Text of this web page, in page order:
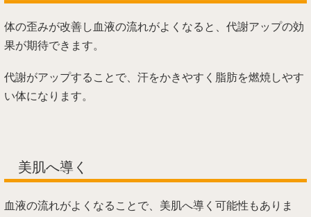
体の歪みが改善し血液の流れがよくなると、代謝アップの効
果が期待できます。
代謝がアップすることで、汗をかきやすく脂肪を燃焼しやす
い体になります。
美肌へ導く
血液の流れがよくなることで、美肌へ導く可能性もありま